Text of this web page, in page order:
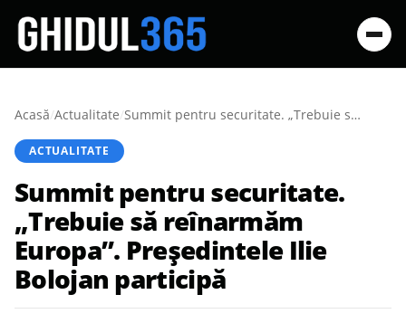
Acasă/Actualitate/ Summit pentru securitate. „Trebuie să reînarmăm Europa”. Președintele Ilie Bolojan participă
ACTUALITATE
Summit pentru securitate.
„Trebuie să reînarmăm
Europa”. Președintele Ilie
Bolojan participă